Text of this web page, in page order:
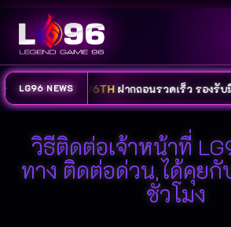
LG96 NEWS
จรLG96THฝากถอนรวดเร็ว รองรับมือถือทุกร
วิธีติดต่อเจ้าหน้าที่
ทาง ติดต่อด่วน ได้คุย
ชั่วโมง